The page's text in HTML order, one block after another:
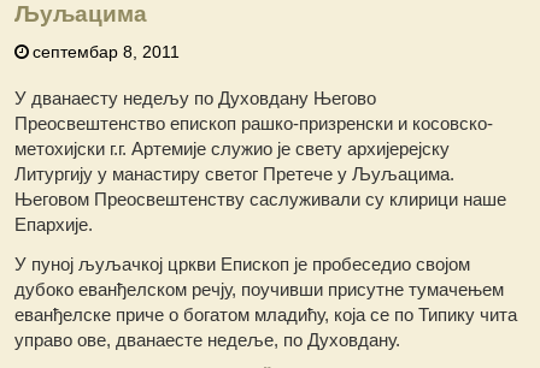
Љуљацима
септембар 8, 2011
У дванаесту недељу по Духовдану Његово
Преосвештенство епископ рашко-призренски и косовско-
метохијски г.г. Артемије служио је свету архијерејску
Литургију у манастиру светог Претече у Љуљацима.
Његовом Преосвештенству саслуживали су клирици наше
Епархије.
У пуној љуљачкој цркви Епископ је пробеседио својом
дубоко еванђелском речју, поучивши присутне тумачењем
еванђелске приче о богатом младићу, која се по Типику чита
управо ове, дванаесте недеље, по Духовдану.